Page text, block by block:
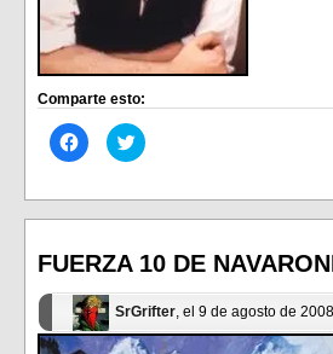
Comparte esto:
Haz
clic
en
(Se
en
una
nueva)
Haz
clic
en
(Se
en
una
nueva)
FUERZA 10 DE
SrGrifter, el 9 de agosto de